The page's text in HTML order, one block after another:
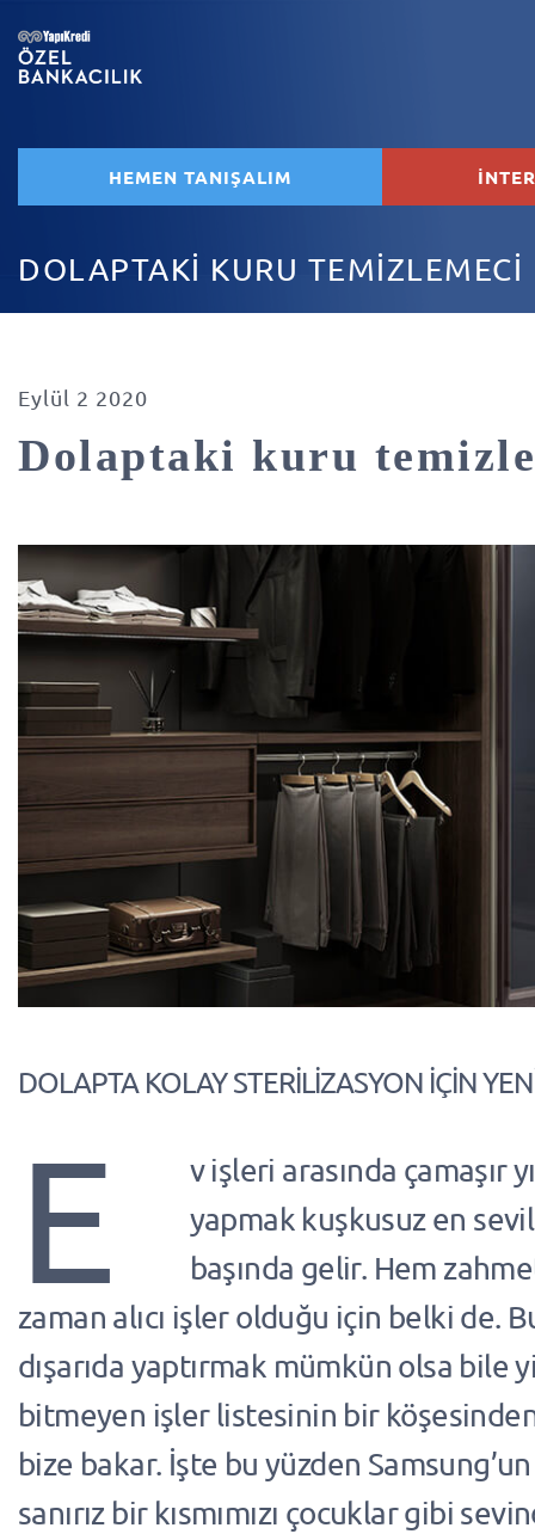
HEMEN TANIŞALIM
DOLAPTAKİ KURU TEMİZLEMECİ
Eylül 2 2020
Dolaptaki kuru
DOLAPTA KOLAY STERİLİZASYON İÇİN
E
v işleri arasında çamaşır
yapmak kuşkusuz en
başında gelir. Hem
zaman alıcı işler olduğu için belki de.
dışarıda yaptırmak mümkün olsa bile
bitmeyen işler listesinin bir
bize bakar. İşte bu yüzden
sanırız bir kısmımızı çocuklar gibi